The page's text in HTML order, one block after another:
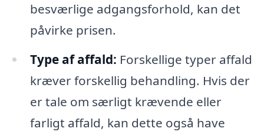
besværlige adgangsforhold, kan det
påvirke prisen.
Type af affald: Forskellige typer affald
kræver forskellig behandling. Hvis der
er tale om særligt krævende eller
farligt affald, kan dette også have